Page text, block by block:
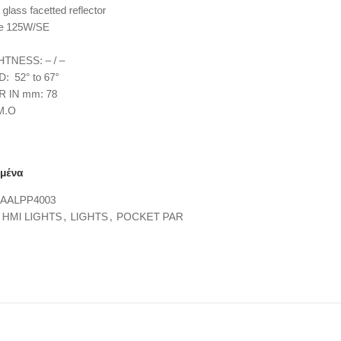
facetted reflector
125W/SE
– / –
52° to 67°
IN mm: 78
HMI LIGHTS, LIGHTS, POCKET PAR